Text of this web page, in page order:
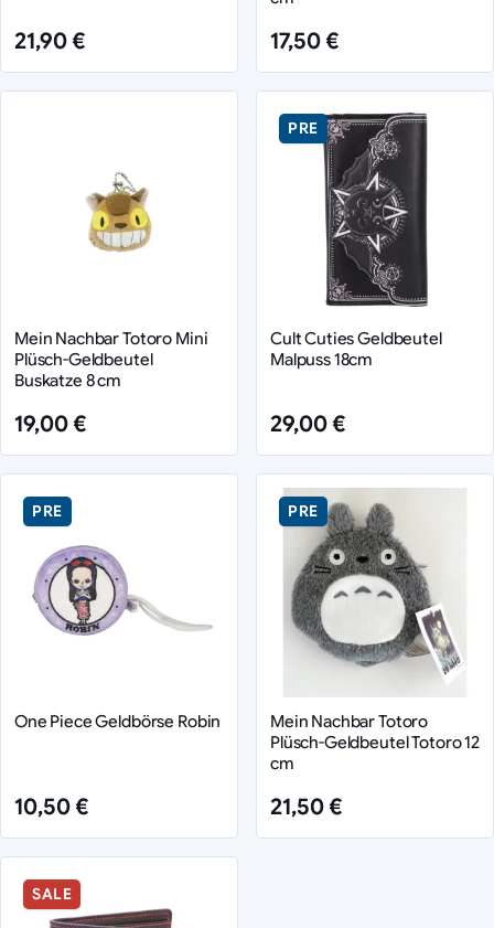
21,90 € 17,50 €
Mein Nachbar Totoro Mini
Plüsch-Geldbeutel
Buskatze 8 cm
19,00 €
PRE
Cult Cuties Geldbeutel
Malpuss 18cm
29,00 €
PRE
One Piece Geldbörse Robin
10,50 €
PRE
Mein Nachbar Totoro
Plüsch-Geldbeutel Totoro 12
cm
21,50 €
SALE